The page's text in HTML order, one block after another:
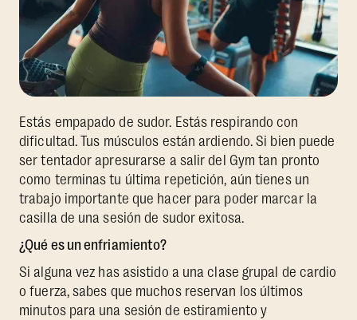
Estás empapado de sudor. Estás respirando con
dificultad. Tus músculos están ardiendo. Si bien puede
ser tentador apresurarse a salir del Gym tan pronto
como terminas tu última repetición, aún tienes un
trabajo importante que hacer para poder marcar la
casilla de una sesión de sudor exitosa.
¿Qué es un enfriamiento?
Si alguna vez has asistido a una clase grupal de cardio
o fuerza, sabes que muchos reservan los últimos
minutos para una sesión de estiramiento y